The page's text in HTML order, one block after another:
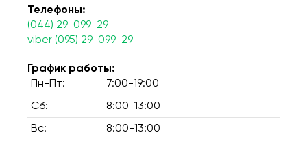
Телефоны:
(044) 29-099-29
viber (095) 29-099-29
График работы:
Пн-Пт:
7:00-19:00
Сб: 8:00-13:00
Вс: 8:00-13:00